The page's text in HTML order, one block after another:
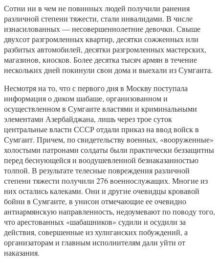
Сотни ни в чем не повинных людей получили ранения
различной степени тяжести, стали инвалидами. В числе
изнасилованных — несовершеннолетние девочки. Свыше
двухсот разгромленных квартир, десятки сожженных или
разбитых автомобилей, десятки разгромленных мастерских,
магазинов, киосков. Более десятка тысяч армян в течение
нескольких дней покинули свои дома и выехали из Сумгаита.
Несмотря на то, что с первого дня в Москву поступала
информация о диком шабаше, организованном и
осуществленном в Сумгаите властями и криминальными
элементами Азербайджана, лишь через трое суток
центральные власти СССР отдали приказ на ввод войск в
Сумгаит. Причем, по свидетельству военных, «вооруженные»
холостыми патронами солдаты были практически беззащитны
перед беснующейся и воодушевленной безнаказанностью
толпой. В результате телесные повреждения различной
степени тяжести получили 276 военнослужащих. Многие из
них остались калеками. Они и другие очевидцы кровавой
бойни в Сумгаите, в унисон отмечающие ее очевидно
антиармянскую направленность, недоумевают по поводу того,
что арестованных «шабашников» судили и осудили за
действия, совершенные из хулиганских побуждений, а
организаторам и главным исполнителям дали уйти от
наказания.